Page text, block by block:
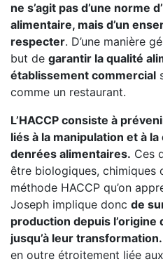
ne s’agit pas d’une norme
alimentaire, mais d’un
respecter. D’une manière
but de garantir la qualité
établissement commercial
comme un restaurant.
L’HACCP consiste à
liés à la manipulation et à
denrées alimentaires. Ces
être biologiques, chimiques
méthode HACCP qu’on
Joseph implique donc de
production depuis
jusqu’à leur transformation.
en outre étroitement liée